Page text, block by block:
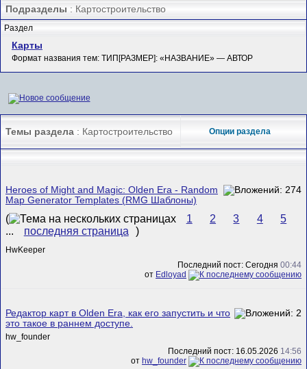
Подразделы : Картостроительство
Раздел
Карты
Формат названия тем: ТИП[РАЗМЕР]: «НАЗВАНИЕ» — АВТОР
Темы раздела : Картостроительство Опции раздела
Heroes of Might and Magic: Olden Era - Random
Map Generator Templates (RMG Шаблоны)
( 1 2 3 4
5
...
последняя страница )
HwKeeper
Последний пост: Сегодня 00:44
от Edloyad
Редактор карт в Olden Era, как его запустить и что
это такое в раннем доступе.
hw_founder
Последний пост: 16.05.2026 14:56
от hw_founder